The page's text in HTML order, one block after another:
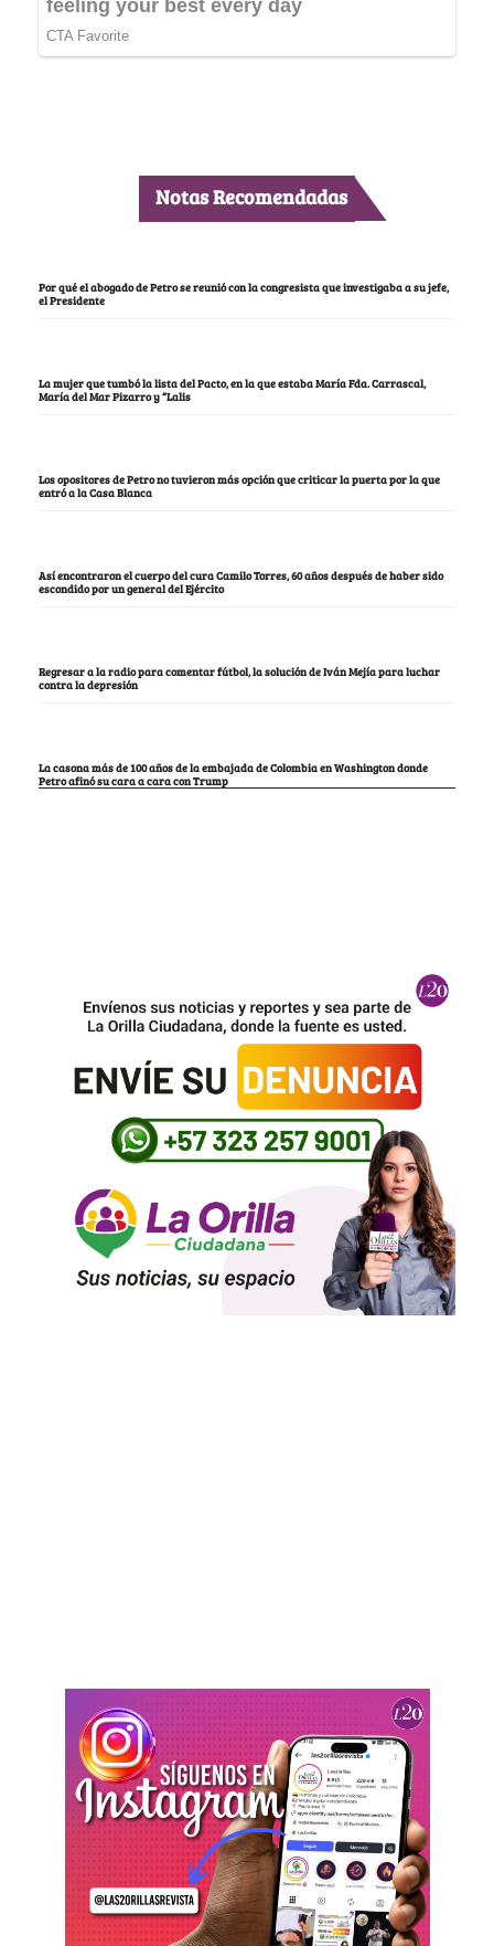
Notas Recomendadas
Por qué el abogado de Petro se reunió con la congresista que investigaba a su jefe,
el Presidente
La mujer que tumbó la lista del Pacto, en la que estaba María Fda. Carrascal,
María del Mar Pizarro y “Lalis
Los opositores de Petro no tuvieron más opción que criticar la puerta por la que
entró a la Casa Blanca
Así encontraron el cuerpo del cura Camilo Torres, 60 años después de haber sido
escondido por un general del Ejército
Regresar a la radio para comentar fútbol, la solución de Iván Mejía para luchar
contra la depresión
La casona más de 100 años de la embajada de Colombia en Washington donde
Petro afinó su cara a cara con Trump